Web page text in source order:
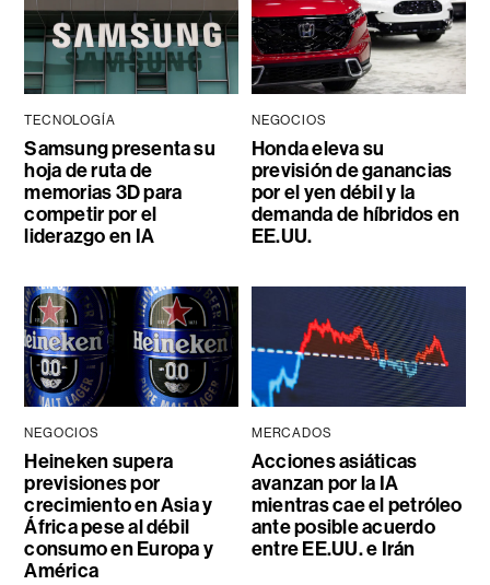
TECNOLOGÍA
Samsung presenta su
hoja de ruta de
memorias 3D para
competir por el
liderazgo en IA
NEGOCIOS
Honda eleva su
previsión de ganancias
por el yen débil y la
demanda de híbridos en
EE.UU.
NEGOCIOS
Heineken supera
previsiones por
crecimiento en Asia y
África pese al débil
consumo en Europa y
América
MERCADOS
Acciones asiáticas
avanzan por la IA
mientras cae el petróleo
ante posible acuerdo
entre EE.UU. e Irán